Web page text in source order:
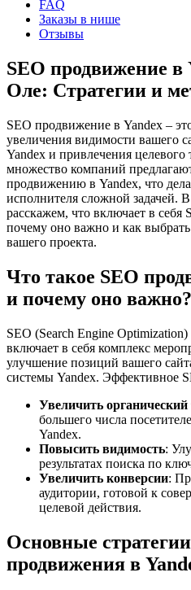
FAQ
Заказы в нише
Отзывы
SEO продвижение
Оле: Стратегии и
SEO продвижение в Yandex –
увеличения видимости вашего
Yandex и привлечения
множество компаний
продвижению в Yandex, что
исполнителя сложной задачей.
расскажем, что включает в
почему оно важно и как
вашего проекта.
Что такое SEO
и почему оно важно?
SEO (Search Engine
включает в себя комплекс
улучшение позиций вашего
системы Yandex. Эффективное
Увеличить
большего числа
Yandex.
Повысить видимость:
результатах поиска по
Увеличить конверсии:
аудитории, готовой к
целевой действия.
Основные
продвижения в